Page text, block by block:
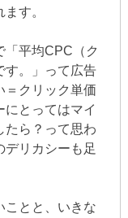
す。
「平均CPC（ク
す。」って広告
＝クリック単価
とってはマイ
たら？って思わ
デリカシーも足
ことと、いきな